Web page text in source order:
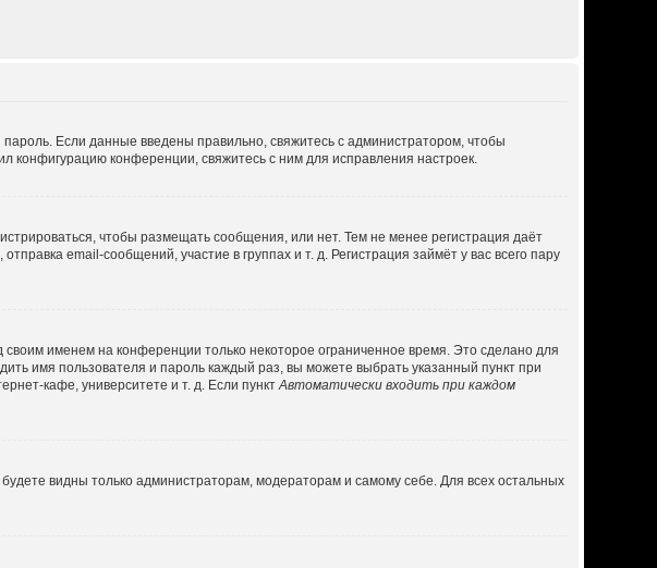
Если данные введены правильно, свяжитесь с администратором, чтобы
конфигурацию конференции, свяжитесь с ним для исправления настроек.
чтобы размещать сообщения, или нет. Тем не менее регистрация даёт
email-сообщений, участие в группах и т. д. Регистрация займёт у вас всего пару
своим именем на конференции только некоторое ограниченное время. Это сделано для
имя пользователя и пароль каждый раз, вы можете выбрать указанный пункт при
кафе, университете и т. д. Если пунктАвтоматически входить при каждом
будете видны только администраторам, модераторам и самому себе. Для всех остальных